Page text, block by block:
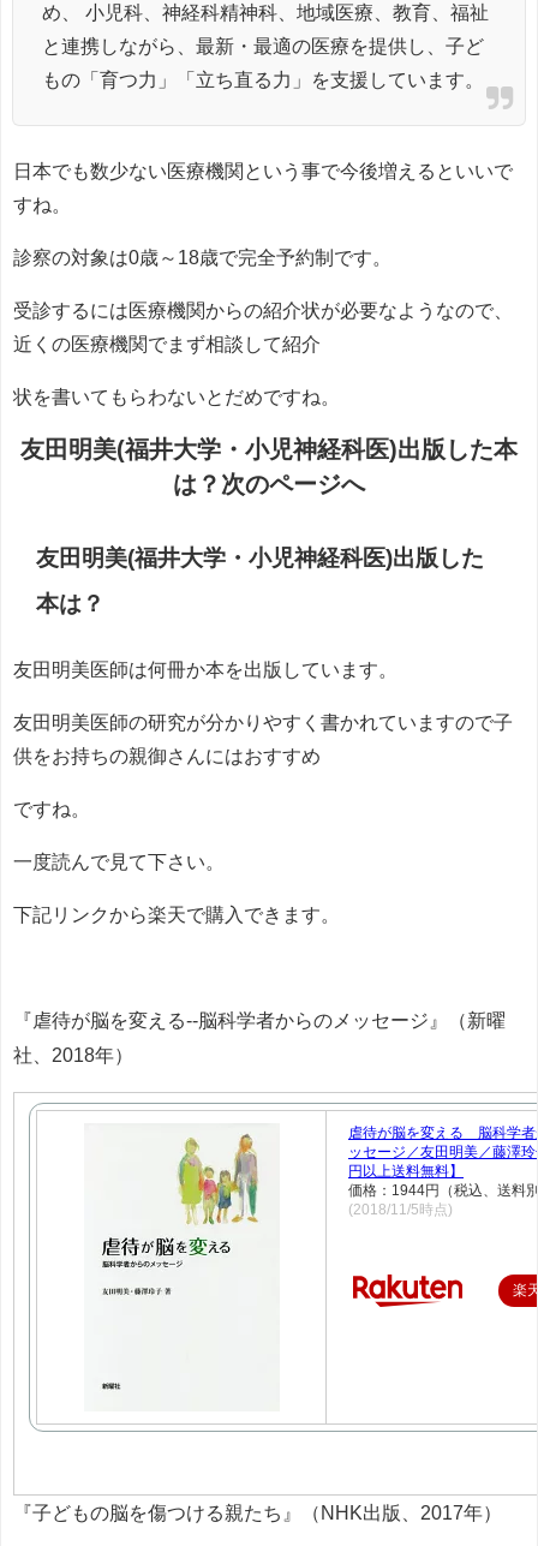
め、 小児科、神経科精神科、地域医療、教育、福祉
と連携しながら、最新・最適の医療を提供し、子ど
もの「育つ力」「立ち直る力」を支援しています。
日本でも数少ない医療機関という事で今後増えるといいで
すね。
診察の対象は0歳～18歳で完全予約制です。
受診するには医療機関からの紹介状が必要なようなので、
近くの医療機関でまず相談して紹介
状を書いてもらわないとだめですね。
友田明美(福井大学・小児神経科医)出版した本
は？次のページへ
友田明美(福井大学・小児神経科医)出版した
本は？
友田明美医師は何冊か本を出版しています。
友田明美医師の研究が分かりやすく書かれていますので子
供をお持ちの親御さんにはおすすめ
ですね。
一度読んで見て下さい。
下記リンクから楽天で購入できます。
『虐待が脳を変える--脳科学者からのメッセージ』（新曜
社、2018年）
虐待が脳を変える 脳科学者
ッセージ／友田明美／藤澤
円以上送料無料】
価格：1944円（税込、送料
(2018/11/5時点)
楽
『子どもの脳を傷つける親たち』（NHK出版、2017年）